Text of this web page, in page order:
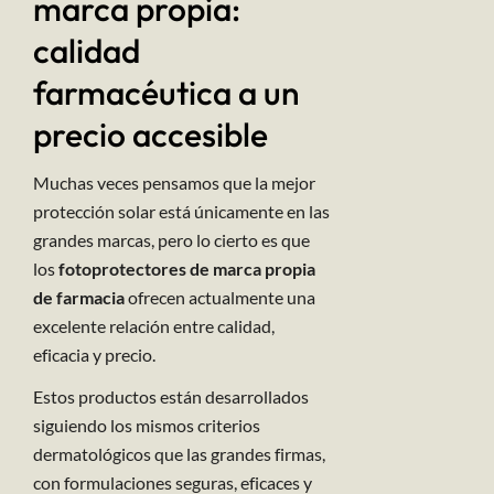
marca propia:
calidad
farmacéutica a un
precio accesible
Muchas veces pensamos que la mejor
protección solar está únicamente en las
grandes marcas, pero lo cierto es que
losfotoprotectores de marca propia
de farmaciaofrecen actualmente una
excelente relación entre calidad,
eficacia y precio.
Estos productos están desarrollados
siguiendo los mismos criterios
dermatológicos que las grandes firmas,
con formulaciones seguras, eficaces y